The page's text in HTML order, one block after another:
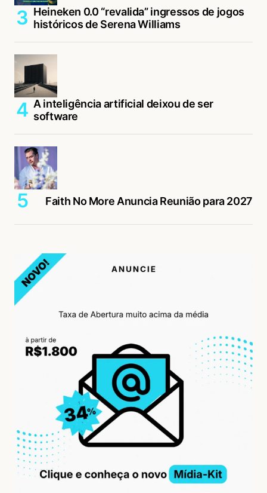
Heineken 0.0 “revalida” ingressos de jogos
históricos de Serena Williams
A inteligência artificial deixou de ser
software
Faith No More Anuncia Reunião para 2027